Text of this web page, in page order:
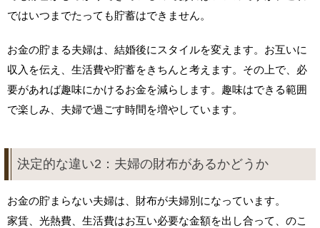
ではいつまでたっても貯蓄はできません。
お金の貯まる夫婦は、結婚後にスタイルを変えます。お互いに
収入を伝え、生活費や貯蓄をきちんと考えます。その上で、必
要があれば趣味にかけるお金を減らします。趣味はできる範囲
で楽しみ、夫婦で過ごす時間を増やしています。
決定的な違い2：夫婦の財布があるかどうか
お金の貯まらない夫婦は、財布が夫婦別になっています。
家賃、光熱費、生活費はお互い必要な金額を出し合って、のこ